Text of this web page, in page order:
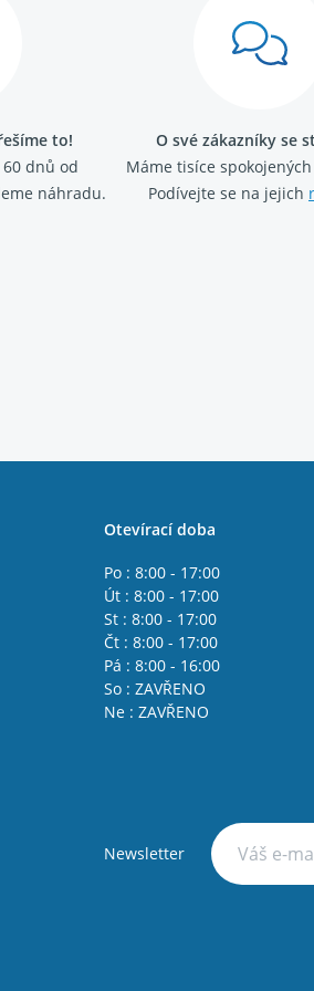
to!
dnů od
náhradu.
O své zákazníky se
Máme tisíce
Podívejte se na jejich
Otevírací doba
Po : 8:00 - 17:00
Út : 8:00 - 17:00
St : 8:00 - 17:00
Čt : 8:00 - 17:00
Pá : 8:00 - 16:00
So : ZAVŘENO
Ne : ZAVŘENO
Newsletter